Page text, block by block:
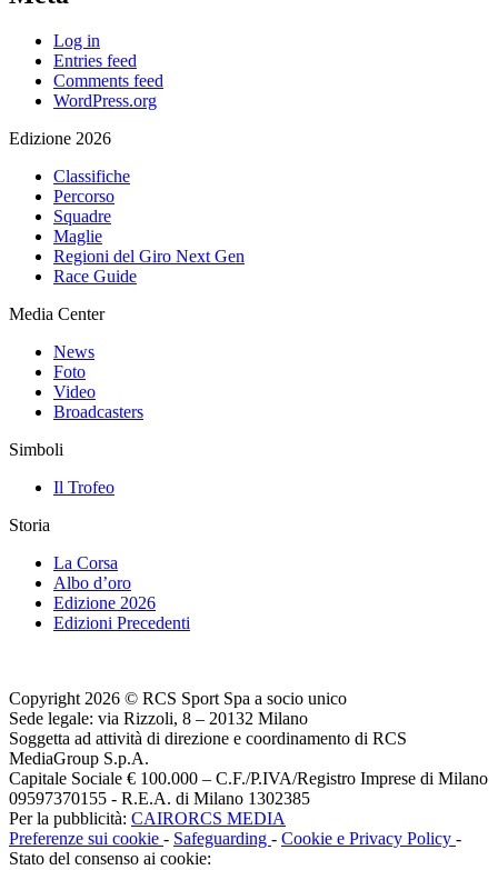
Log in
Entries feed
Comments feed
WordPress.org
Edizione 2026
Classifiche
Percorso
Squadre
Maglie
Regioni del Giro Next Gen
Race Guide
Media Center
News
Foto
Video
Broadcasters
Simboli
Il Trofeo
Storia
La Corsa
Albo d’oro
Edizione 2026
Edizioni Precedenti
Copyright 2026 © RCS Sport Spa a socio unico
Sede legale: via Rizzoli, 8 – 20132 Milano
Soggetta ad attività di direzione e coordinamento di RCS
MediaGroup S.p.A.
Capitale Sociale € 100.000 – C.F./P.IVA/Registro Imprese di Milano
09597370155 - R.E.A. di Milano 1302385
Per la pubblicità: CAIRORCS MEDIA
Preferenze sui cookie - Safeguarding - Cookie e Privacy Policy -
Stato del consenso ai cookie: